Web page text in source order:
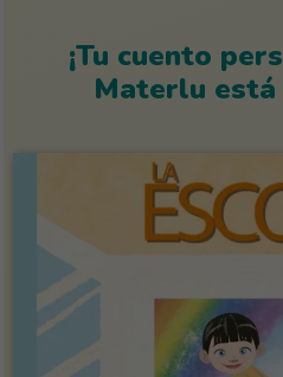
¡Tu cuento
Materlu